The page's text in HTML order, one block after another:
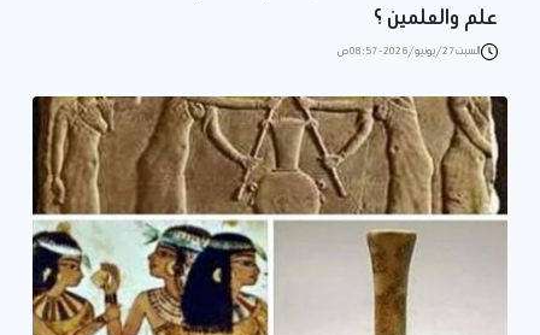
علم والعلمين ؟
السبت 27/يونيو/2026 - 08:57 ص